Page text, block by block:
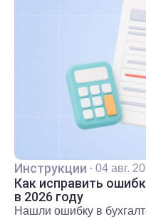
Инструкции · 04 авг.
Как исправить
в 2026 году
Нашли ошибку в